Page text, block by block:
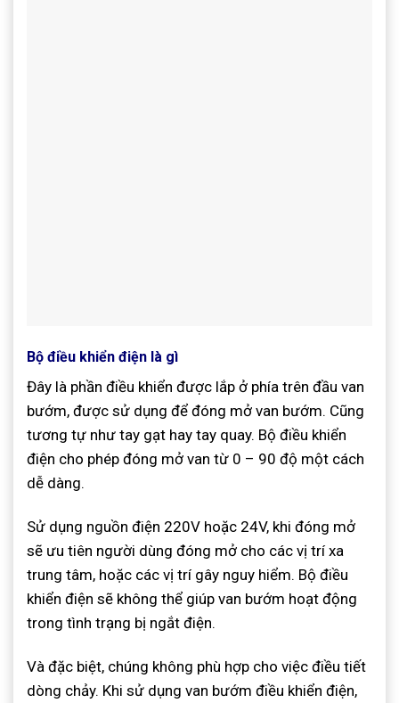
Bộ điều khiển điện là gì
Đây là phần điều khiển được lắp ở phía trên đầu van
bướm, được sử dụng để đóng mở van bướm. Cũng
tương tự như tay gạt hay tay quay. Bộ điều khiển
điện cho phép đóng mở van từ 0 – 90 độ một cách
dễ dàng.
Sử dụng nguồn điện 220V hoặc 24V, khi đóng mở
sẽ ưu tiên người dùng đóng mở cho các vị trí xa
trung tâm, hoặc các vị trí gây nguy hiểm. Bộ điều
khiển điện sẽ không thể giúp van bướm hoạt động
trong tình trạng bị ngắt điện.
Và đặc biệt, chúng không phù hợp cho việc điều tiết
dòng chảy. Khi sử dụng van bướm điều khiển điện,